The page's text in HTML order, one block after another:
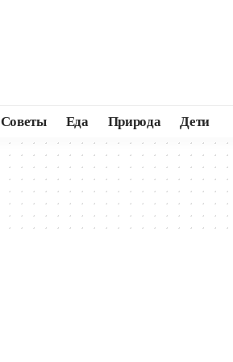
Советы Еда Природа Дети